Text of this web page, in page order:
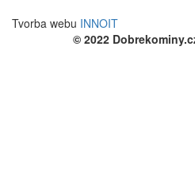
Tvorba webu INNOIT
© 2022